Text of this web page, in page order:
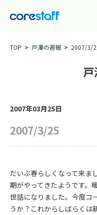
TOP 戸澤の週報 2007/3/
2007年03月25日
2007/3/25
だいぶ春らしくなって来ま
期がやってきたようです。
世話になりました。今度コ
うか？これからしばらくは